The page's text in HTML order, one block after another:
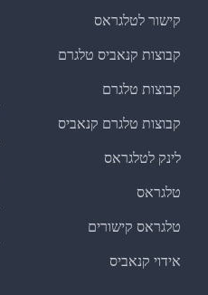
קישור לטלגראס
קבוצות קנאביס טלגרם
קבוצות טלגרם
קבוצות טלגרם קנאביס
לינק לטלגראס
טלגראס
טלגראס קישורים
אידוי קנאביס